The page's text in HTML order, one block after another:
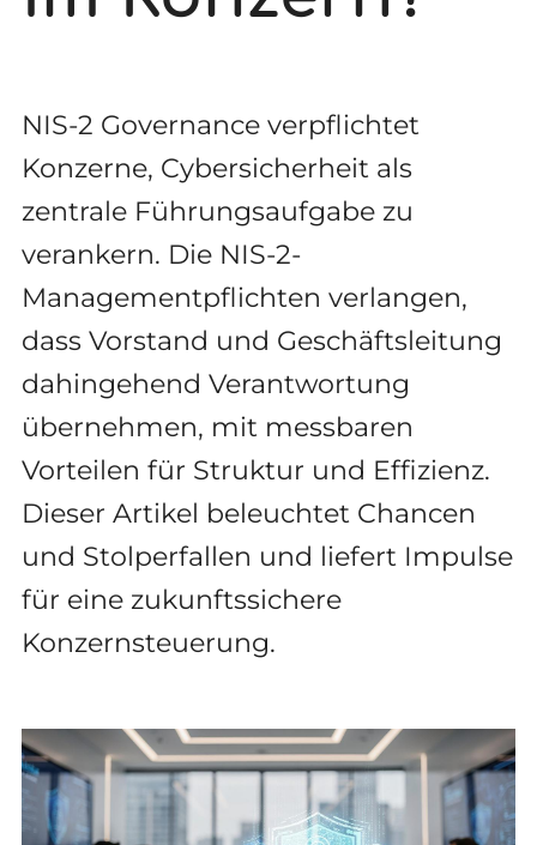
NIS-2 Governance verpflichtet
Konzerne, Cybersicherheit als
zentrale Führungsaufgabe zu
verankern. Die NIS-2-
Managementpflichten verlangen,
dass Vorstand und Geschäftsleitung
dahingehend Verantwortung
übernehmen, mit messbaren
Vorteilen für Struktur und Effizienz.
Dieser Artikel beleuchtet Chancen
und Stolperfallen und liefert Impulse
für eine zukunftssichere
Konzernsteuerung.